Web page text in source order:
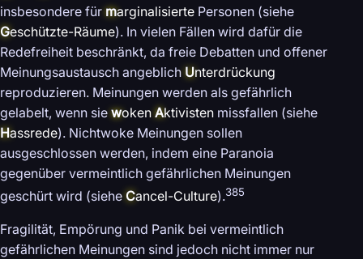
insbesondere für marginalisierte Personen (siehe
Geschützte-Räume). In vielen Fällen wird dafür die
Redefreiheit beschränkt, da freie Debatten und offener
Meinungsaustausch angeblich Unterdrückung
reproduzieren. Meinungen werden als gefährlich
gelabelt, wenn sie woken Aktivisten missfallen (siehe
Hassrede). Nichtwoke Meinungen sollen
ausgeschlossen werden, indem eine Paranoia
gegenüber vermeintlich gefährlichen Meinungen
geschürt wird (siehe Cancel-Culture).385
Fragilität, Empörung und Panik bei vermeintlich
gefährlichen Meinungen sind jedoch nicht immer nur